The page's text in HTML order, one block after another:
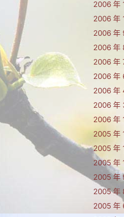
2006 年
2006 年
2006 年
2006 年
2006 年
2006 年
2006 年
2006 年
2006 年
2005 年
2005 年
2005 年
2005 年
2005 年
2005 年